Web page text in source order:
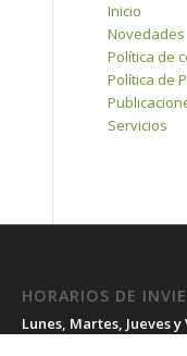
Inicio
Novedades
Política de
Política de
Servicios
HORARIOS DE
Lunes, Martes, Jueves y